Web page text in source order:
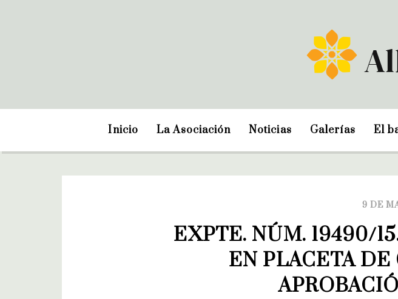
Inicio La Asociación Noticias Galerías El
9 DE
EXPTE. NÚM. 19490/
EN PLACETA DE